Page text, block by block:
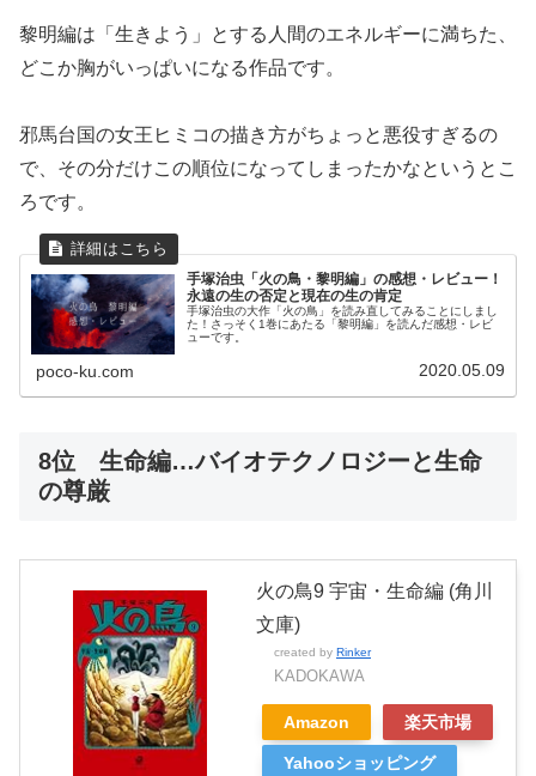
黎明編は「生きよう」とする人間のエネルギーに満ちた、
どこか胸がいっぱいになる作品です。
邪馬台国の女王ヒミコの描き方がちょっと悪役すぎるの
で、その分だけこの順位になってしまったかなというとこ
ろです。
手塚治虫「火の鳥・黎明編」の感想・レビュー！
永遠の生の否定と現在の生の肯定
手塚治虫の大作「火の鳥」を読み直してみることにしまし
た！さっそく1巻にあたる「黎明編」を読んだ感想・レビ
ューです。
poco-ku.com 2020.05.09
8位 生命編…バイオテクノロジーと生命
の尊厳
火の鳥9 宇宙・生命編 (角川
文庫)
created by Rinker
KADOKAWA
Amazon 楽天市場
Yahooショッピング